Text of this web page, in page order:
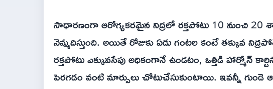
సాధారణంగా ఆరోగ్యకరమైన నిద్రలో రక్తపోటు 10 నుంచి 20
నెమ్మదిస్తుంది. అయితే రోజుకు ఏడు గంటల కంటే తక్కువ
రక్తపోటు ఎక్కువసేపు అధికంగానే ఉండటం, ఒత్తిడి హార్మోన్
పెరగడం వంటి మార్పులు చోటుచేసుకుంటాయి. ఇవన్నీ గుండె